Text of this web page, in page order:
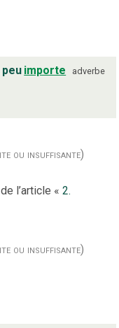
peu importe adverbe
ou insuffisante)
l’article «2.
ou insuffisante)